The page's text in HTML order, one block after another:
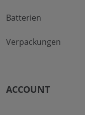
Batterien
Verpackungen
ACCOUNT